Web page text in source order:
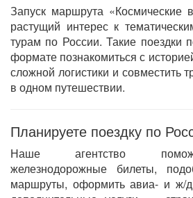
Запуск маршрута «Космические
растущий интерес к
турам по России. Такие поездки
формате познакомиться с
сложной логистики и совместить
в одном путешествии.
Планируете поездку по
Наше агентство
железнодорожные билеты,
маршруты, оформить авиа- и ж/